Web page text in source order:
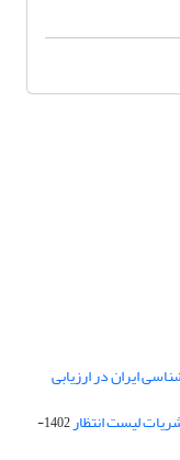
ایران در ارزیابی
لیست انتظار
1402-